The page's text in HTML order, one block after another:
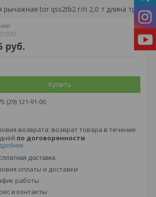
рычажная tor qss2tb2 г/п 2,0 т длина троса
руб.
Купить
(29) 121-91-00
возврат товара в течение
по договоренности
доставка
оплаты и доставки
работы
и контакты